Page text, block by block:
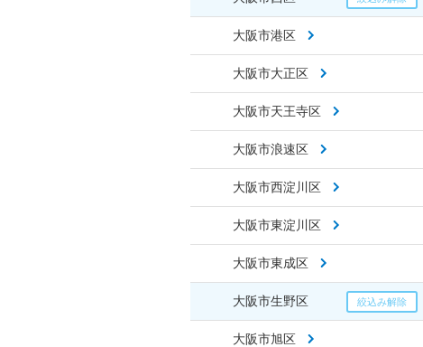
大阪市港区
大阪市大正区
大阪市天王寺区
大阪市浪速区
大阪市西淀川区
大阪市東淀川区
大阪市東成区
大阪市生野区
大阪市旭区